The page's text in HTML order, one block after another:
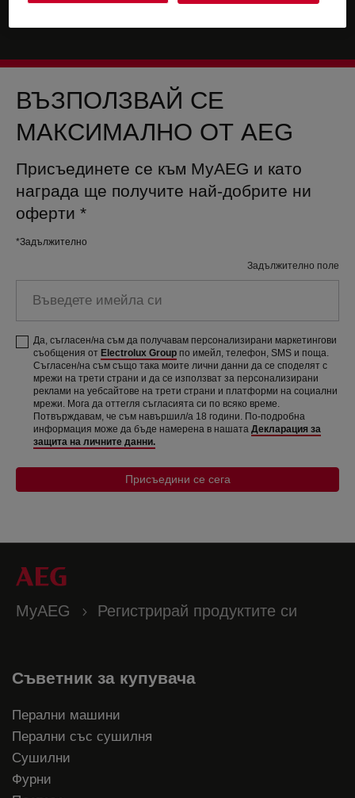
ВЪЗПОЛЗВАЙ СЕ
МАКСИМАЛНО ОТ AEG
Присъединете се към MyAEG и като
награда ще получите най-добрите ни
оферти *
*Задължително
Задължително поле
Да, съгласен/на съм да получавам персонализирани маркетингови
съобщения от Electrolux Group по имейл, телефон, SMS и поща.
Съгласен/на съм също така моите лични данни да се споделят с
мрежи на трети страни и да се използват за персонализирани
реклами на уебсайтове на трети страни и платформи на социални
мрежи. Мога да оттегля съгласията си по всяко време.
Потвърждавам, че съм навършил/а 18 години. По-подробна
информация може да бъде намерена в нашата Декларация за
защита на личните данни.
Присъедини се сега
MyAEG Регистрирай продуктите си
Съветник за купувача
Перални машини
Перални със сушилня
Сушилни
Фурни